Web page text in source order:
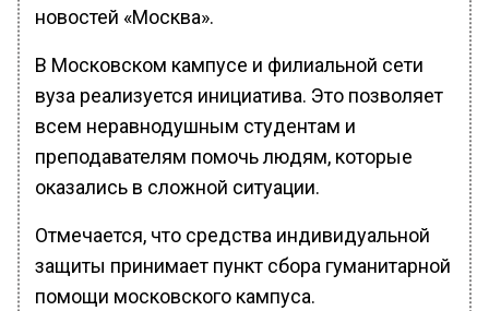
новостей «Москва».
В Московском кампусе и филиальной сети
вуза реализуется инициатива. Это позволяет
всем неравнодушным студентам и
преподавателям помочь людям, которые
оказались в сложной ситуации.
Отмечается, что средства индивидуальной
защиты принимает пункт сбора гуманитарной
помощи московского кампуса.